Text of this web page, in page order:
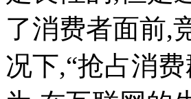
了消费者面前,
况下,“抢占消